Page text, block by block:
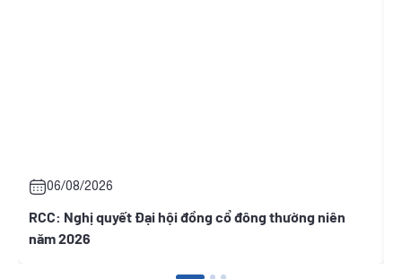
06/08/2026
RCC: Nghị quyết Đại hội đồng cổ đông thường niên
năm 2026